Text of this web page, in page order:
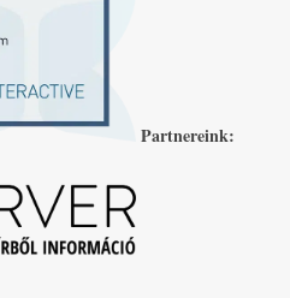
Partnereink: